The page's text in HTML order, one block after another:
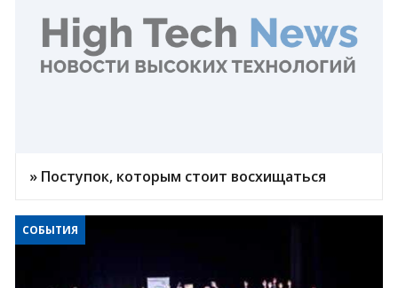
» Поступок, которым стоит восхищаться
СОБЫТИЯ